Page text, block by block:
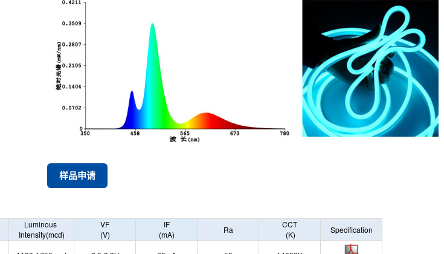
样品申请
Luminous
Intensity(mcd)
VF
(V)
IF
(mA)
Ra
CCT
(K)
Specification